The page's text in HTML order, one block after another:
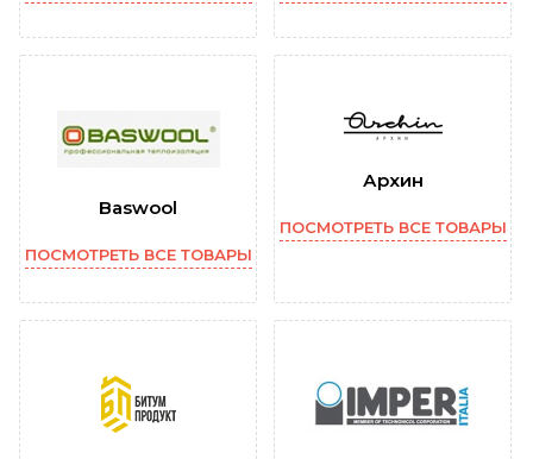
Baswool
ПОСМОТРЕТЬ ВСЕ ТОВАРЫ
Архин
ПОСМОТРЕТЬ ВСЕ ТОВАРЫ